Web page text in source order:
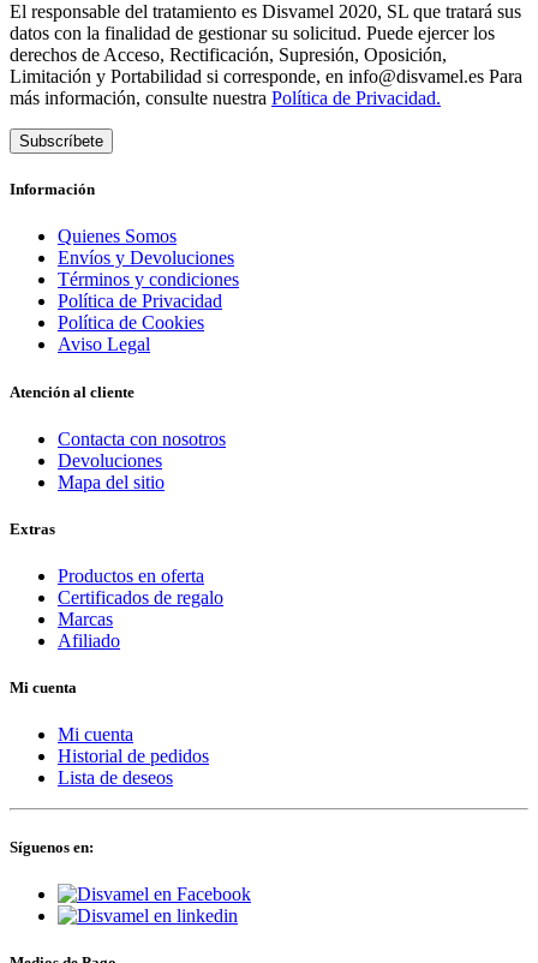
El responsable del tratamiento es Disvamel 2020, SL que tratará sus
datos con la finalidad de gestionar su solicitud. Puede ejercer los
derechos de Acceso, Rectificación, Supresión, Oposición,
Limitación y Portabilidad si corresponde, en info@disvamel.es Para
más información, consulte nuestra Política de Privacidad.
Subscríbete
Información
Quienes Somos
Envíos y Devoluciones
Términos y condiciones
Política de Privacidad
Política de Cookies
Aviso Legal
Atención al cliente
Contacta con nosotros
Devoluciones
Mapa del sitio
Extras
Productos en oferta
Certificados de regalo
Marcas
Afiliado
Mi cuenta
Mi cuenta
Historial de pedidos
Lista de deseos
Síguenos en: